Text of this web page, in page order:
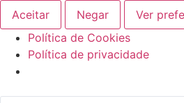
Aceitar
Negar Ver
Política de Cookies
Política de privacidade